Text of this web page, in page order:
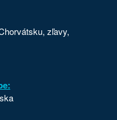
zľavy,